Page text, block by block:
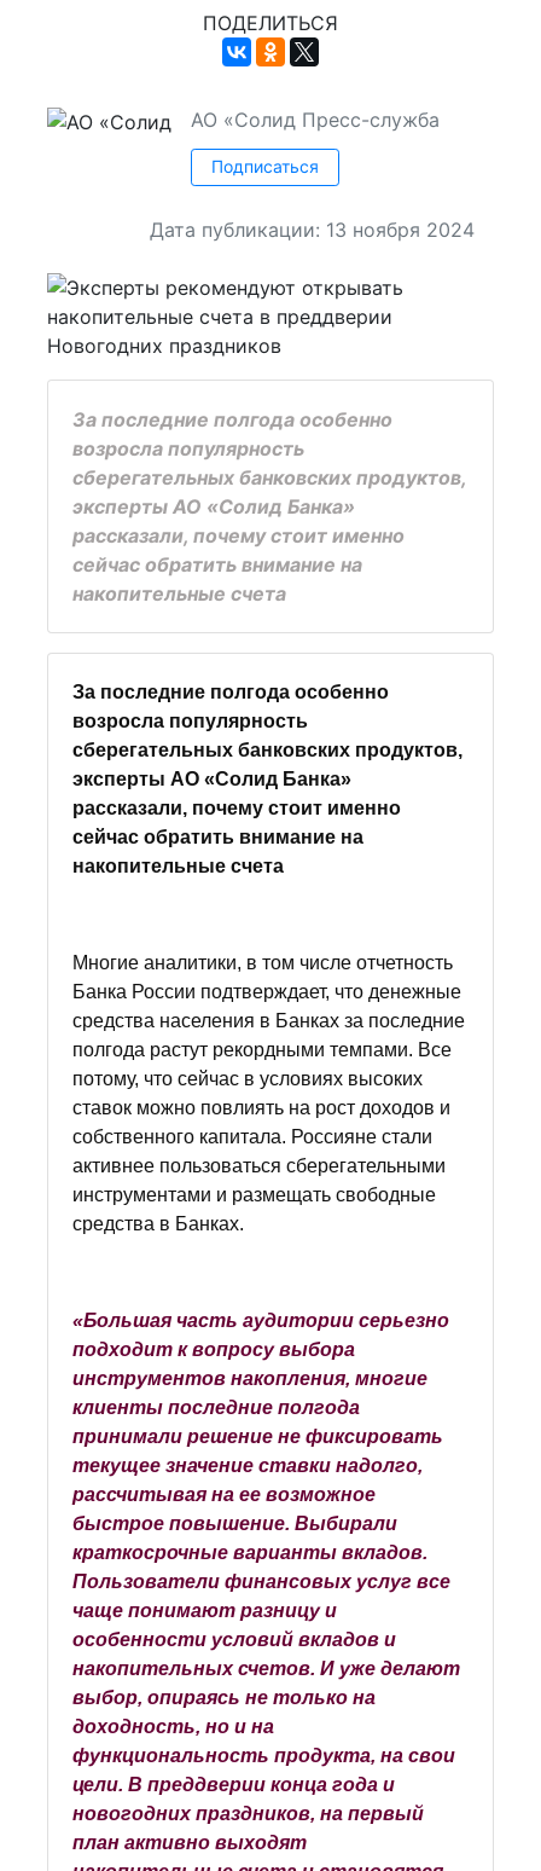
ПОДЕЛИТЬСЯ
АО «Солид Пресс-служба
Подписаться
Дата публикации: 13 ноября 2024
За последние полгода особенно
возросла популярность
сберегательных банковских продуктов,
эксперты АО «Солид Банка»
рассказали, почему стоит именно
сейчас обратить внимание на
накопительные счета
За последние полгода особенно
возросла популярность
сберегательных банковских продуктов,
эксперты АО «Солид Банка»
рассказали, почему стоит именно
сейчас обратить внимание на
накопительные счета
Многие аналитики, в том числе отчетность
Банка России подтверждает, что денежные
средства населения в Банках за последние
полгода растут рекордными темпами. Все
потому, что сейчас в условиях высоких
ставок можно повлиять на рост доходов и
собственного капитала. Россияне стали
активнее пользоваться сберегательными
инструментами и размещать свободные
средства в Банках.
«Большая часть аудитории серьезно
подходит к вопросу выбора
инструментов накопления, многие
клиенты последние полгода
принимали решение не фиксировать
текущее значение ставки надолго,
рассчитывая на ее возможное
быстрое повышение. Выбирали
краткосрочные варианты вкладов.
Пользователи финансовых услуг все
чаще понимают разницу и
особенности условий вкладов и
накопительных счетов. И уже делают
выбор, опираясь не только на
доходность, но и на
функциональность продукта, на свои
цели. В преддверии конца года и
новогодних праздников, на первый
план активно выходят